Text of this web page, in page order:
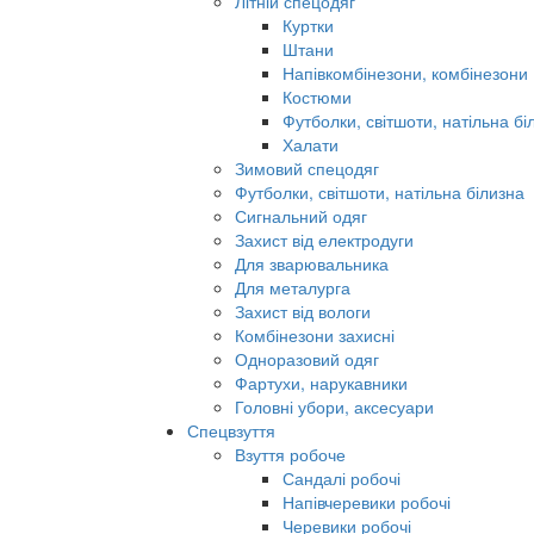
Куртки
Штани
Напівкомбінезони, комбінезони
Костюми
Футболки, світшоти, натільна
Халати
Зимовий спецодяг
Футболки, світшоти, натільна білизна
Сигнальний одяг
Захист від електродуги
Для зварювальника
Для металурга
Захист від вологи
Комбінезони захисні
Одноразовий одяг
Фартухи, нарукавники
Головні убори, аксесуари
Спецвзуття
Взуття робоче
Сандалі робочі
Напівчеревики робочі
Черевики робочі